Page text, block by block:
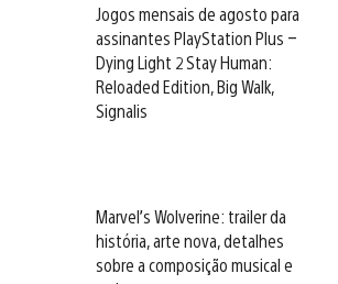
Jogos mensais de agosto para
assinantes PlayStation Plus –
Dying Light 2 Stay Human:
Reloaded Edition, Big Walk,
Signalis
Marvel’s Wolverine: trailer da
história, arte nova, detalhes
sobre a composição musical e